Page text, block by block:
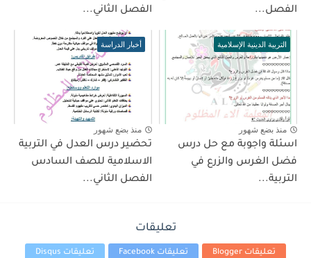
الفصل...
الفصل الثاني...
التربية الدينية الإسلامية
منذ بضع شهور
اسئلة واجوبة مع حل درس
فضل الغرس والزرع في
التربية...
أخبار الدراسة
منذ بضع شهور
تحضير درس العدل في التربية
الاسلامية للصف السادس
الفصل الثاني...
تعليقات
تعليقات Blogger تعليقات Facebook تعليقات Disqus